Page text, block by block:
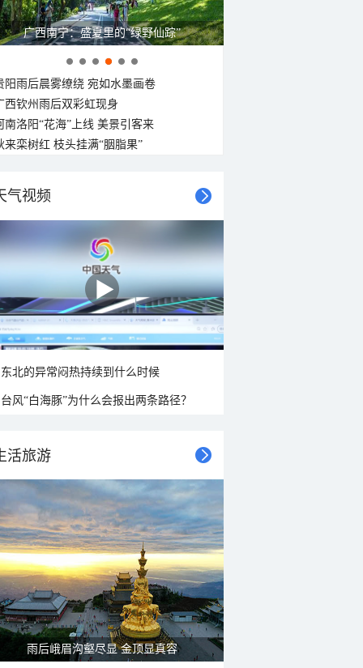
广西南宁：盛夏里的“绿野仙踪”
阳雨后晨雾缭绕 宛如水墨画卷
西钦州雨后双彩虹现身
南洛阳“花海”上线 美景引客来
来栾树红 枝头挂满“胭脂果”
气视频
东北的异常闷热持续到什么时候
台风“白海豚”为什么会报出两条路径？
活旅游
雨后峨眉沟壑尽显 金顶显真容